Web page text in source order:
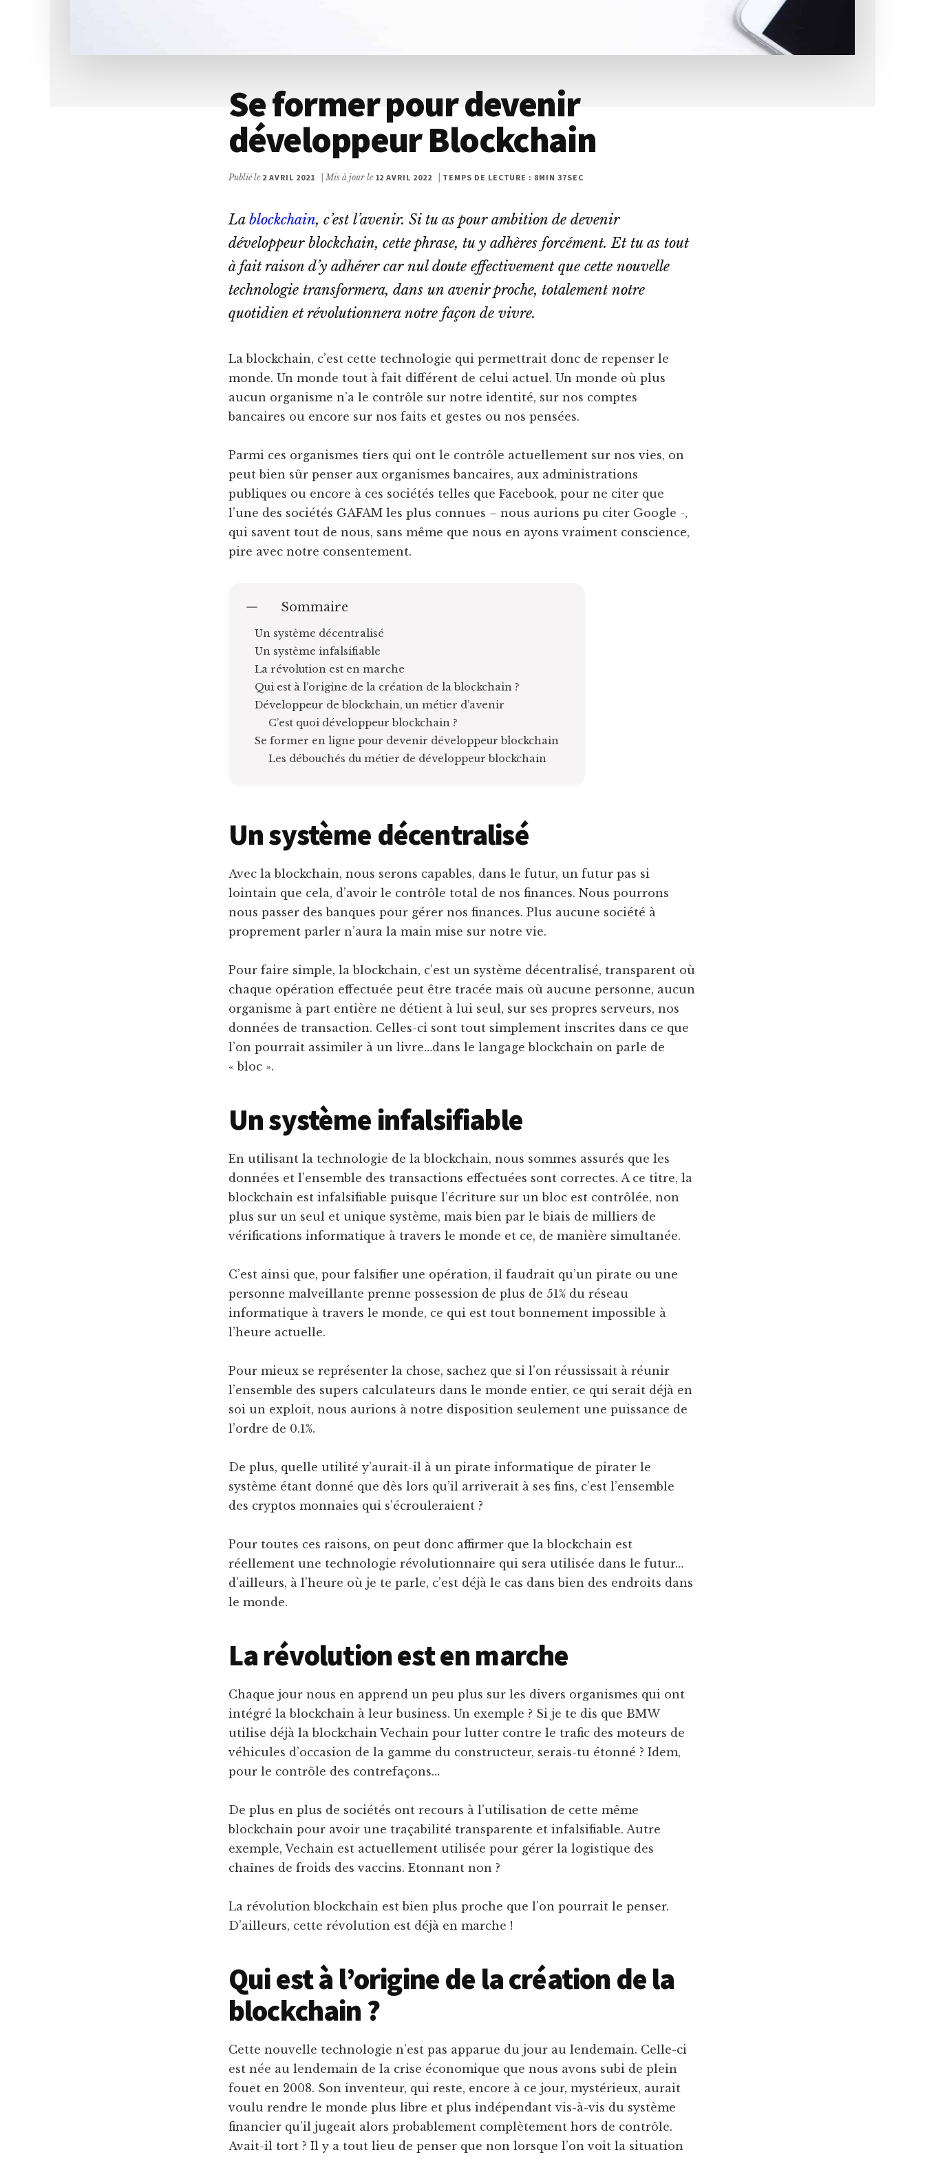
Se former pour devenir
développeur Blockchain
Publié le 2 AVRIL 2021 | Mis à jour le 12 AVRIL 2022 TEMPS DE LECTURE : 8MIN 37SEC
La blockchain, c’est l’avenir. Si tu as pour ambition de devenir
développeur blockchain, cette phrase, tu y adhères forcément. Et tu as tout
à fait raison d’y adhérer car nul doute effectivement que cette nouvelle
technologie transformera, dans un avenir proche, totalement notre
quotidien et révolutionnera notre façon de vivre.
La blockchain, c’est cette technologie qui permettrait donc de repenser le
monde. Un monde tout à fait différent de celui actuel. Un monde où plus
aucun organisme n’a le contrôle sur notre identité, sur nos comptes
bancaires ou encore sur nos faits et gestes ou nos pensées.
Parmi ces organismes tiers qui ont le contrôle actuellement sur nos vies, on
peut bien sûr penser aux organismes bancaires, aux administrations
publiques ou encore à ces sociétés telles que Facebook, pour ne citer que
l’une des sociétés GAFAM les plus connues – nous aurions pu citer Google -,
qui savent tout de nous, sans même que nous en ayons vraiment conscience,
pire avec notre consentement.
Sommaire
Un système décentralisé
Un système infalsifiable
La révolution est en marche
Qui est à l’origine de la création de la blockchain ?
Développeur de blockchain, un métier d’avenir
C’est quoi développeur blockchain ?
Se former en ligne pour devenir développeur blockchain
Les débouchés du métier de développeur blockchain
Un système décentralisé
Avec la blockchain, nous serons capables, dans le futur, un futur pas si
lointain que cela, d’avoir le contrôle total de nos finances. Nous pourrons
nous passer des banques pour gérer nos finances. Plus aucune société à
proprement parler n’aura la main mise sur notre vie.
Pour faire simple, la blockchain, c’est un système décentralisé, transparent où
chaque opération effectuée peut être tracée mais où aucune personne, aucun
organisme à part entière ne détient à lui seul, sur ses propres serveurs, nos
données de transaction. Celles-ci sont tout simplement inscrites dans ce que
l’on pourrait assimiler à un livre…dans le langage blockchain on parle de
« bloc ».
Un système infalsifiable
En utilisant la technologie de la blockchain, nous sommes assurés que les
données et l’ensemble des transactions effectuées sont correctes. A ce titre, la
blockchain est infalsifiable puisque l’écriture sur un bloc est contrôlée, non
plus sur un seul et unique système, mais bien par le biais de milliers de
vérifications informatique à travers le monde et ce, de manière simultanée.
C’est ainsi que, pour falsifier une opération, il faudrait qu’un pirate ou une
personne malveillante prenne possession de plus de 51% du réseau
informatique à travers le monde, ce qui est tout bonnement impossible à
l’heure actuelle.
Pour mieux se représenter la chose, sachez que si l’on réussissait à réunir
l’ensemble des supers calculateurs dans le monde entier, ce qui serait déjà en
soi un exploit, nous aurions à notre disposition seulement une puissance de
l’ordre de 0.1%.
De plus, quelle utilité y’aurait-il à un pirate informatique de pirater le
système étant donné que dès lors qu’il arriverait à ses fins, c’est l’ensemble
des cryptos monnaies qui s’écrouleraient ?
Pour toutes ces raisons, on peut donc affirmer que la blockchain est
réellement une technologie révolutionnaire qui sera utilisée dans le futur…
d’ailleurs, à l’heure où je te parle, c’est déjà le cas dans bien des endroits dans
le monde.
La révolution est en marche
Chaque jour nous en apprend un peu plus sur les divers organismes qui ont
intégré la blockchain à leur business. Un exemple ? Si je te dis que BMW
utilise déjà la blockchain Vechain pour lutter contre le trafic des moteurs de
véhicules d’occasion de la gamme du constructeur, serais-tu étonné ? Idem,
pour le contrôle des contrefaçons…
De plus en plus de sociétés ont recours à l’utilisation de cette même
blockchain pour avoir une traçabilité transparente et infalsifiable. Autre
exemple, Vechain est actuellement utilisée pour gérer la logistique des
chaînes de froids des vaccins. Etonnant non ?
La révolution blockchain est bien plus proche que l’on pourrait le penser.
D’ailleurs, cette révolution est déjà en marche !
Qui est à l’origine de la création de la
blockchain ?
Cette nouvelle technologie n’est pas apparue du jour au lendemain. Celle-ci
est née au lendemain de la crise économique que nous avons subi de plein
fouet en 2008. Son inventeur, qui reste, encore à ce jour, mystérieux, aurait
voulu rendre le monde plus libre et plus indépendant vis-à-vis du système
financier qu’il jugeait alors probablement complètement hors de contrôle.
Avait-il tort ? Il y a tout lieu de penser que non lorsque l’on voit la situation